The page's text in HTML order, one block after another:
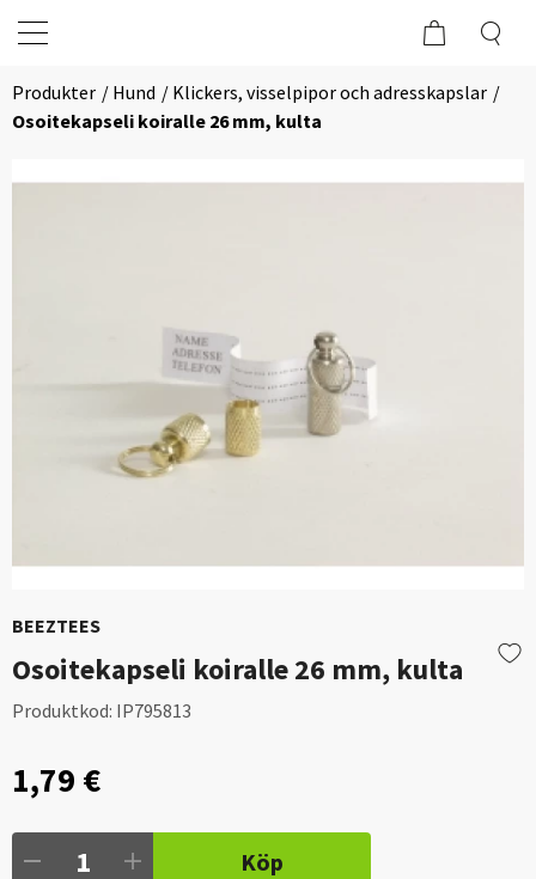
Produkter Hund
Klickers, visselpipor och adresskapslar
Osoitekapseli koiralle 26 mm, kulta
BEEZTEES
Osoitekapseli koiralle 26 mm, kulta
Produktkod: IP795813
1,79 €
Köp